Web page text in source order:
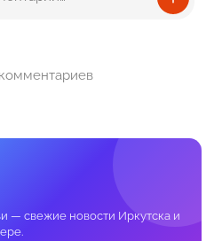
— свежие новости Иркутска и